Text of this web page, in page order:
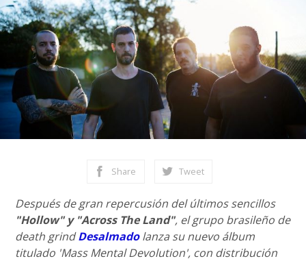
Share Tweet
Después de gran repercusión del últimos sencillos
"Hollow" y "Across The Land", el grupo brasileño de
death grindDesalmadolanza su nuevo álbum
titulado 'Mass Mental Devolution', con distribución